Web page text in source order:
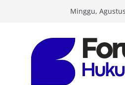
Minggu,